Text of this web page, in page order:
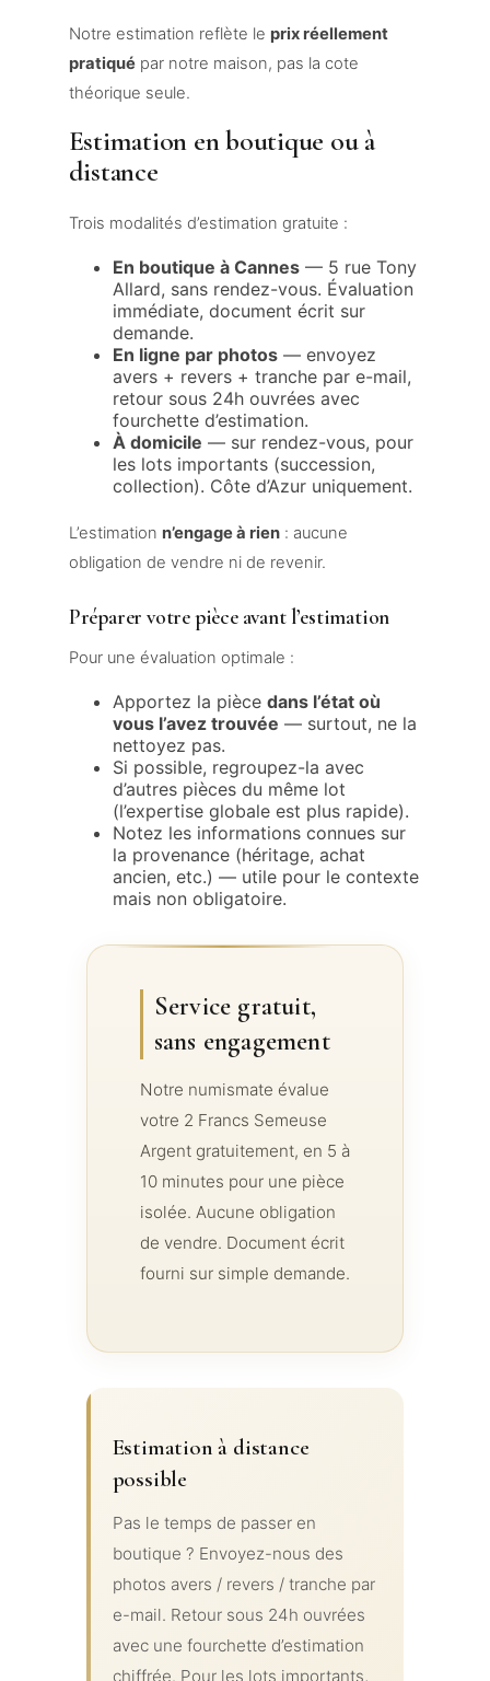
Notre estimation reflète le prix réellement
pratiquépar notre maison, pas la cote
théorique seule.
Estimation en boutique ou à
distance
Trois modalités d’estimation gratuite :
En boutique à Cannes— 5 rue Tony
Allard, sans rendez-vous. Évaluation
immédiate, document écrit sur
demande.
En ligne par photos— envoyez
avers + revers + tranche par e-mail,
retour sous 24h ouvrées avec
fourchette d’estimation.
À domicile — sur rendez-vous, pour
les lots importants (succession,
collection). Côte d’Azur uniquement.
L’estimation n’engage à rien: aucune
obligation de vendre ni de revenir.
Préparer votre pièce avant l’estimation
Pour une évaluation optimale :
Apportez la pièce dans l’état où
vous l’avez trouvée — surtout, ne la
nettoyez pas.
Si possible, regroupez-la avec
d’autres pièces du même lot
(l’expertise globale est plus rapide).
Notez les informations connues sur
la provenance (héritage, achat
ancien, etc.) — utile pour le contexte
mais non obligatoire.
Service gratuit,
sans engagement
Notre numismate évalue
votre 2 Francs Semeuse
Argent gratuitement, en 5 à
10 minutes pour une pièce
isolée. Aucune obligation
de vendre. Document écrit
fourni sur simple demande.
Estimation à distance
possible
Pas le temps de passer en
boutique ? Envoyez-nous des
photos avers / revers / tranche par
e-mail. Retour sous 24h ouvrées
avec une fourchette d’estimation
chiffrée. Pour les lots importants,